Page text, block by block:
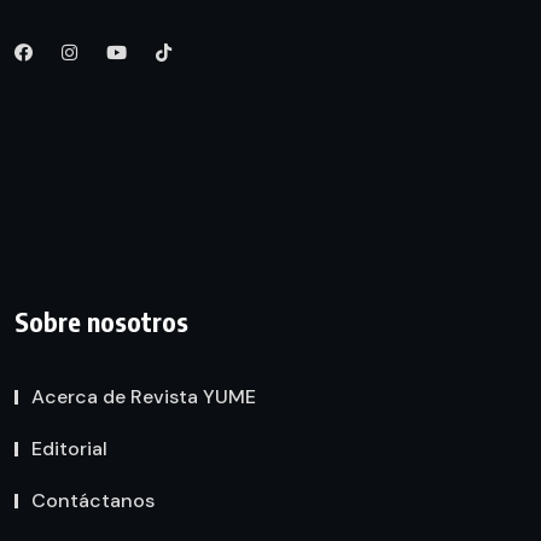
Sobre nosotros
Acerca de Revista YUME
Editorial
Contáctanos